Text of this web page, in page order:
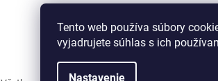
Tento web používa súbory
vyjadrujete súhlas s ich
Nastavenie
Odstúpiť od zmluvy